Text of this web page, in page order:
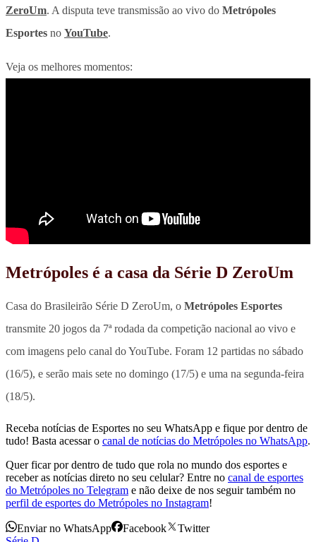
ZeroUm. A disputa teve transmissão ao vivo do Metrópoles
Esportes no YouTube.
Veja os melhores momentos:
Metrópoles é a casa da Série D ZeroUm
Casa do Brasileirão Série D ZeroUm, o Metrópoles Esportes
transmite 20 jogos da 7ª rodada da competição nacional ao vivo e
com imagens pelo canal do YouTube. Foram 12 partidas no sábado
(16/5), e serão mais sete no domingo (17/5) e uma na segunda-feira
(18/5).
Receba notícias de Esportes no seu WhatsApp e fique por dentro de
tudo! Basta acessar o canal de notícias do Metrópoles no WhatsApp.
Quer ficar por dentro de tudo que rola no mundo dos esportes e
receber as notícias direto no seu celular? Entre no canal de esportes
do Metrópoles no Telegram e não deixe de nos seguir também no
perfil de esportes do Metrópoles no Instagram!
Enviar no WhatsApp Facebook
Twitter